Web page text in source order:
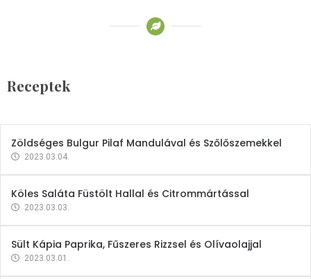
Receptek
2023.03.06.
Zöldséges Bulgur Pilaf Mandulával és Szőlőszemekkel
2023.03.04.
Köles Saláta Füstölt Hallal és Citrommártással
2023.03.03.
Sült Kápia Paprika, Fűszeres Rizzsel és Olívaolajjal
2023.03.01.